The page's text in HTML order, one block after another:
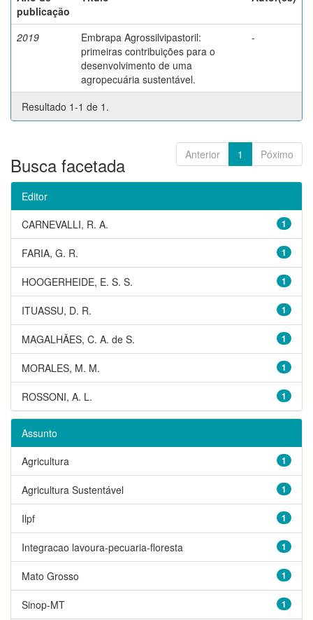
publicação
2019
Embrapa Agrossilvipastoril:
primeiras contribuições para o
desenvolvimento de uma
agropecuária sustentável.
-
Resultado 1-1 de 1.
Anterior 1 Póximo
Busca facetada
Editor
1
CARNEVALLI, R. A.
1
FARIA, G. R.
1
HOOGERHEIDE, E. S. S.
1
ITUASSU, D. R.
1
MAGALHÃES, C. A. de S.
1
MORALES, M. M.
1
ROSSONI, A. L.
Assunto
1
Agricultura
1
Agricultura Sustentável
1
Ilpf
1
Integracao lavoura-pecuaria-floresta
1
Mato Grosso
1
Sinop-MT